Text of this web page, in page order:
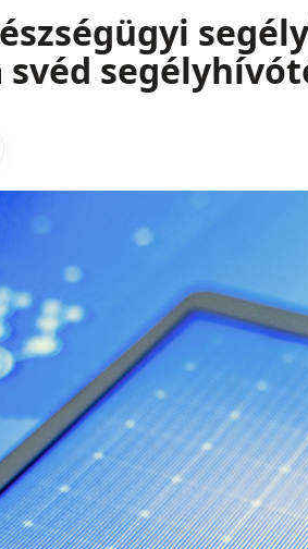
X-en emailben